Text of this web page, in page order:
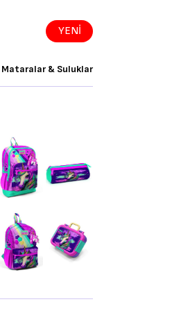
YENI
Mataralar & Suluklar